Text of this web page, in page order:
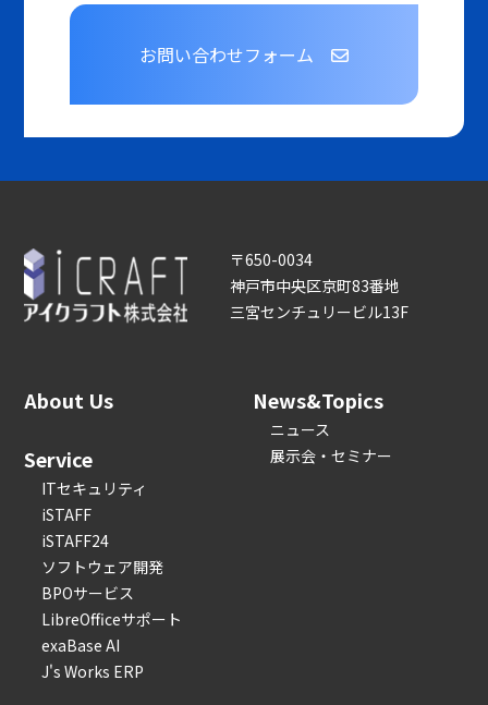
お問い合わせフォーム
〒650-0034
神戸市中央区京町83番地
三宮センチュリービル13F
About Us
Service
ITセキュリティ
iSTAFF
iSTAFF24
ソフトウェア開発
BPOサービス
LibreOfficeサポート
exaBase AI
J's Works ERP
News&Topics
ニュース
展示会・セミナー